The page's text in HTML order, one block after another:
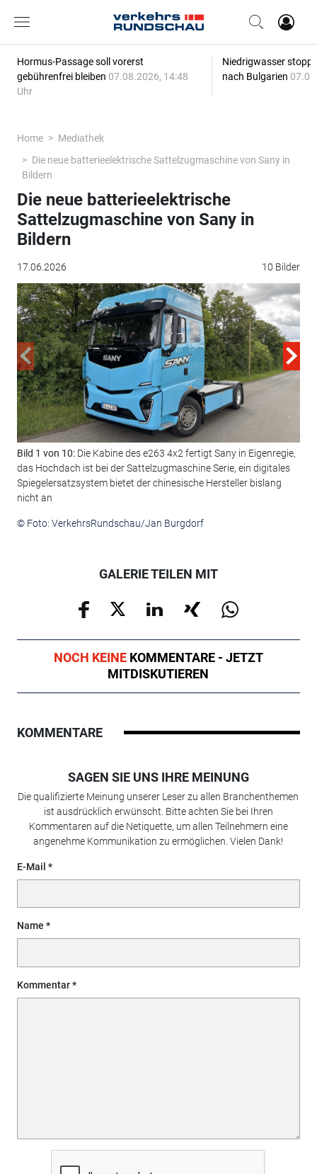
Hormus-Passage soll vorerst
gebührenfrei bleiben 07.08.2026, 14:48
Uhr
Niedrigwasser
nach Bulgarien
Home
Mediathek
Die neue batterieelektrische Sattelzugmaschine von Sany in
Bildern
17.06.2026 10 Bilder
Die neue batterieelektrische
Sattelzugmaschine von Sany in
Bildern
Bild 1 von 10: Die Kabine des e263 4x2 fertigt Sany in Eigenregie,
das Hochdach ist bei der Sattelzugmaschine Serie, ein digitales
Spiegelersatzsystem bietet der chinesische Hersteller bislang
nicht an
© Foto: VerkehrsRundschau/Jan Burgdorf
GALERIE TEILEN MIT
NOCH KEINE KOMMENTARE - JETZT
MITDISKUTIEREN
KOMMENTARE
SAGEN SIE UNS IHRE MEINUNG
Die qualifizierte Meinung unserer Leser zu allen Branchenthemen
ist ausdrücklich erwünscht. Bitte achten Sie bei Ihren
Kommentaren auf die Netiquette, um allen Teilnehmern eine
angenehme Kommunikation zu ermöglichen. Vielen Dank!
E-Mail
Name
Kommentar